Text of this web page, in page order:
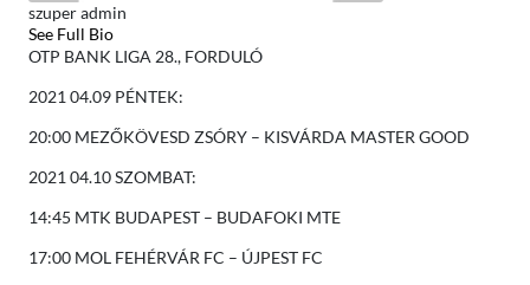
szuper admin
See Full Bio
OTP BANK LIGA 28., FORDULÓ
2021 04.09 PÉNTEK:
20:00 MEZŐKÖVESD ZSÓRY – KISVÁRDA MASTER GOOD
2021 04.10 SZOMBAT:
14:45 MTK BUDAPEST – BUDAFOKI MTE
17:00 MOL FEHÉRVÁR FC – ÚJPEST FC